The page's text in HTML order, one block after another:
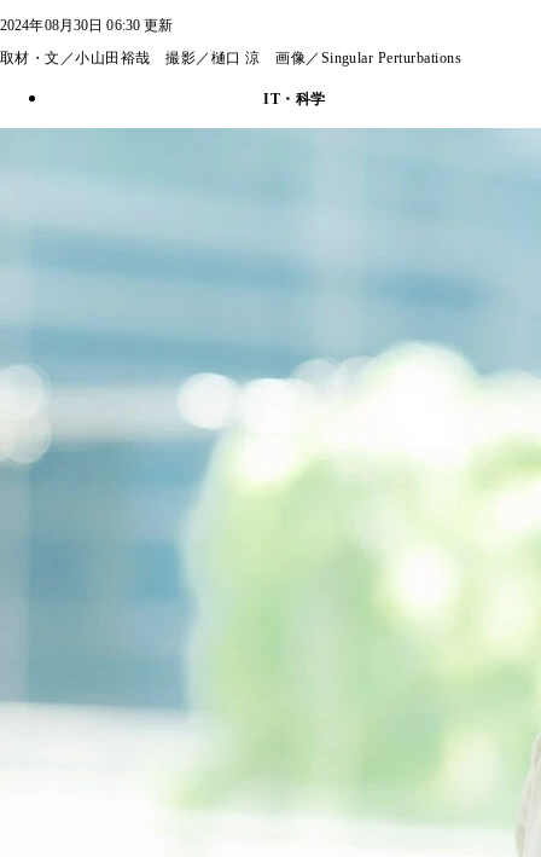
2024年08月30日 06:30 更新
取材・文／小山田裕哉 撮影／樋口 涼 画像／Singular Perturbations
IT・科学